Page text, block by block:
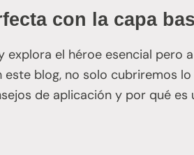
con la capa
explora el héroe esencial pero
blog, no solo cubriremos
de aplicación y por qué es